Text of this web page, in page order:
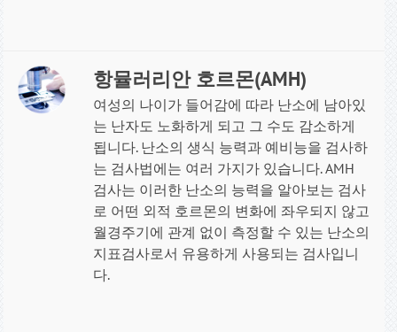
항뮬러리안 호르몬(AMH)
여성의 나이가 들어감에 따라 난소에 남아있
는 난자도 노화하게 되고 그 수도 감소하게
됩니다. 난소의 생식 능력과 예비능을 검사하
는 검사법에는 여러 가지가 있습니다. AMH
검사는 이러한 난소의 능력을 알아보는 검사
로 어떤 외적 호르몬의 변화에 좌우되지 않고
월경주기에 관계 없이 측정할 수 있는 난소의
지표검사로서 유용하게 사용되는 검사입니
다.